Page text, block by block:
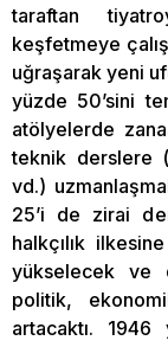
taraftan
keşfetmeye
uğraşarak yeni
yüzde 50’sini
atölyelerde
teknik derslere
vd.)
25’i de zirai
halkçılık
yükselecek ve
politik,
artacaktı.